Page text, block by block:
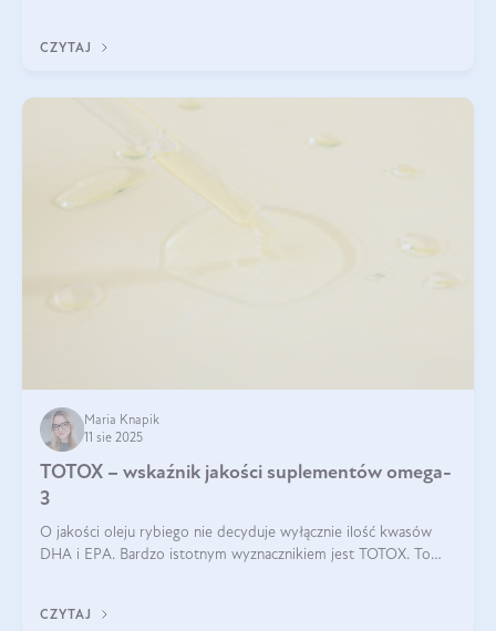
CZYTAJ
Maria Knapik
11 sie 2025
TOTOX – wskaźnik jakości suplementów omega-
3
O jakości oleju rybiego nie decyduje wyłącznie ilość kwasów
DHA i EPA. Bardzo istotnym wyznacznikiem jest TOTOX. To
CZYTAJ